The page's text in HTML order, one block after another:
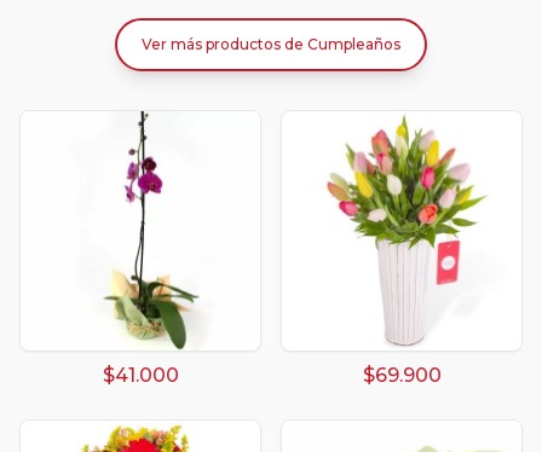
Ver más productos de Cumpleaños
$41.000 $69.900